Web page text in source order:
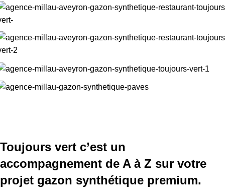
Toujours vert c’est un
accompagnement de A à Z sur votre
projet gazon synthétique premium.